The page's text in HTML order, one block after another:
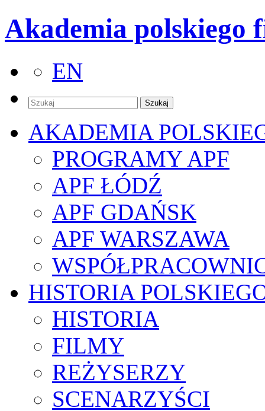
Akademia polskiego
EN
AKADEMIA
PROGRAMY APF
APF ŁÓDŹ
APF GDAŃSK
APF WARSZAWA
HISTORIA
HISTORIA
FILMY
REŻYSERZY
SCENARZYŚCI